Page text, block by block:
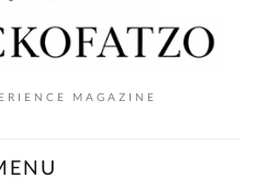
MAGAZINE